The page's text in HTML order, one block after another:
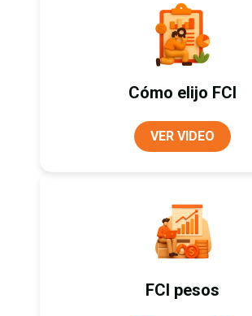
Cómo elijo FCI
VER VIDEO
FCI pesos